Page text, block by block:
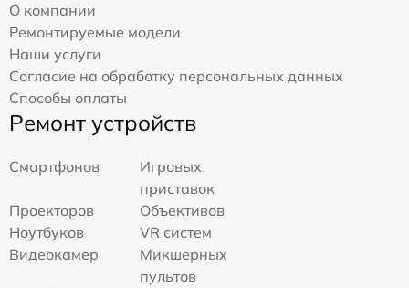
О компании
Ремонтируемые модели
Наши услуги
Согласие на обработку персональных данных
Способы оплаты
Ремонт устройств
Смартфонов
Игровых
приставок
Проекторов
Объективов
Ноутбуков
VR систем
Видеокамер
Микшерных
пультов